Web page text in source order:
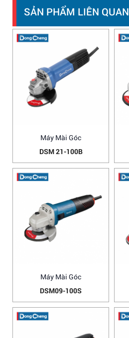
SẢN PHẨM LIÊN QUAN
Máy Mài Góc
DSM 21-100B
Máy Mài Góc
DSM09-100S